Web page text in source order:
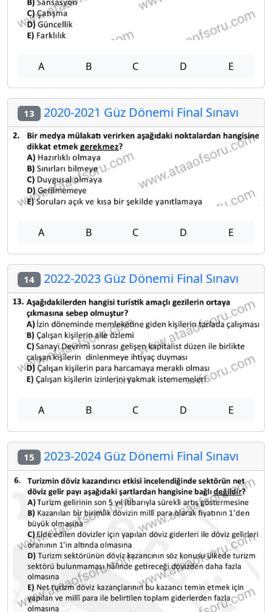
A B C D E
13 2020-2021 Güz Dönemi Final Sınavı
A B C D E
14 2022-2023 Güz Dönemi Final Sınavı
A B C D E
15 2023-2024 Güz Dönemi Final Sınavı